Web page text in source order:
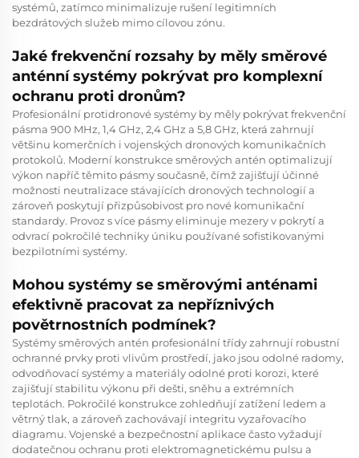
systémů, zatímco minimalizuje rušení legitimních
bezdrátových služeb mimo cílovou zónu.
Jaké frekvenční rozsahy by měly směrové
anténní systémy pokrývat pro komplexní
ochranu proti dronům?
Profesionální protidronové systémy by měly pokrývat frekvenční
pásma 900 MHz, 1,4 GHz, 2,4 GHz a 5,8 GHz, která zahrnují
většinu komerčních i vojenských dronových komunikačních
protokolů. Moderní konstrukce směrových antén optimalizují
výkon napříč těmito pásmy současně, čímž zajišťují účinné
možnosti neutralizace stávajících dronových technologií a
zároveň poskytují přizpůsobivost pro nové komunikační
standardy. Provoz s více pásmy eliminuje mezery v pokrytí a
odvrací pokročilé techniky úniku používané sofistikovanými
bezpilotními systémy.
Mohou systémy se směrovými anténami
efektivně pracovat za nepříznivých
povětrnostních podmínek?
Systémy směrových antén profesionální třídy zahrnují robustní
ochranné prvky proti vlivům prostředí, jako jsou odolné radomy,
odvodňovací systémy a materiály odolné proti korozi, které
zajišťují stabilitu výkonu při dešti, sněhu a extrémních
teplotách. Pokročilé konstrukce zohledňují zatížení ledem a
větrný tlak, a zároveň zachovávají integritu vyzařovacího
diagramu. Vojenské a bezpečnostní aplikace často vyžadují
dodatečnou ochranu proti elektromagnetickému pulsu a